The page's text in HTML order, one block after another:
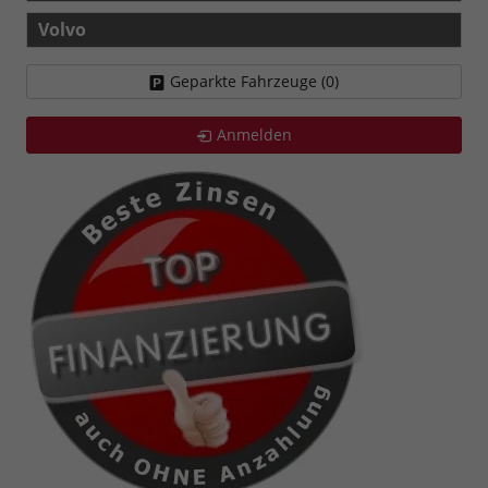
Volvo
Geparkte Fahrzeuge (0)
Anmelden